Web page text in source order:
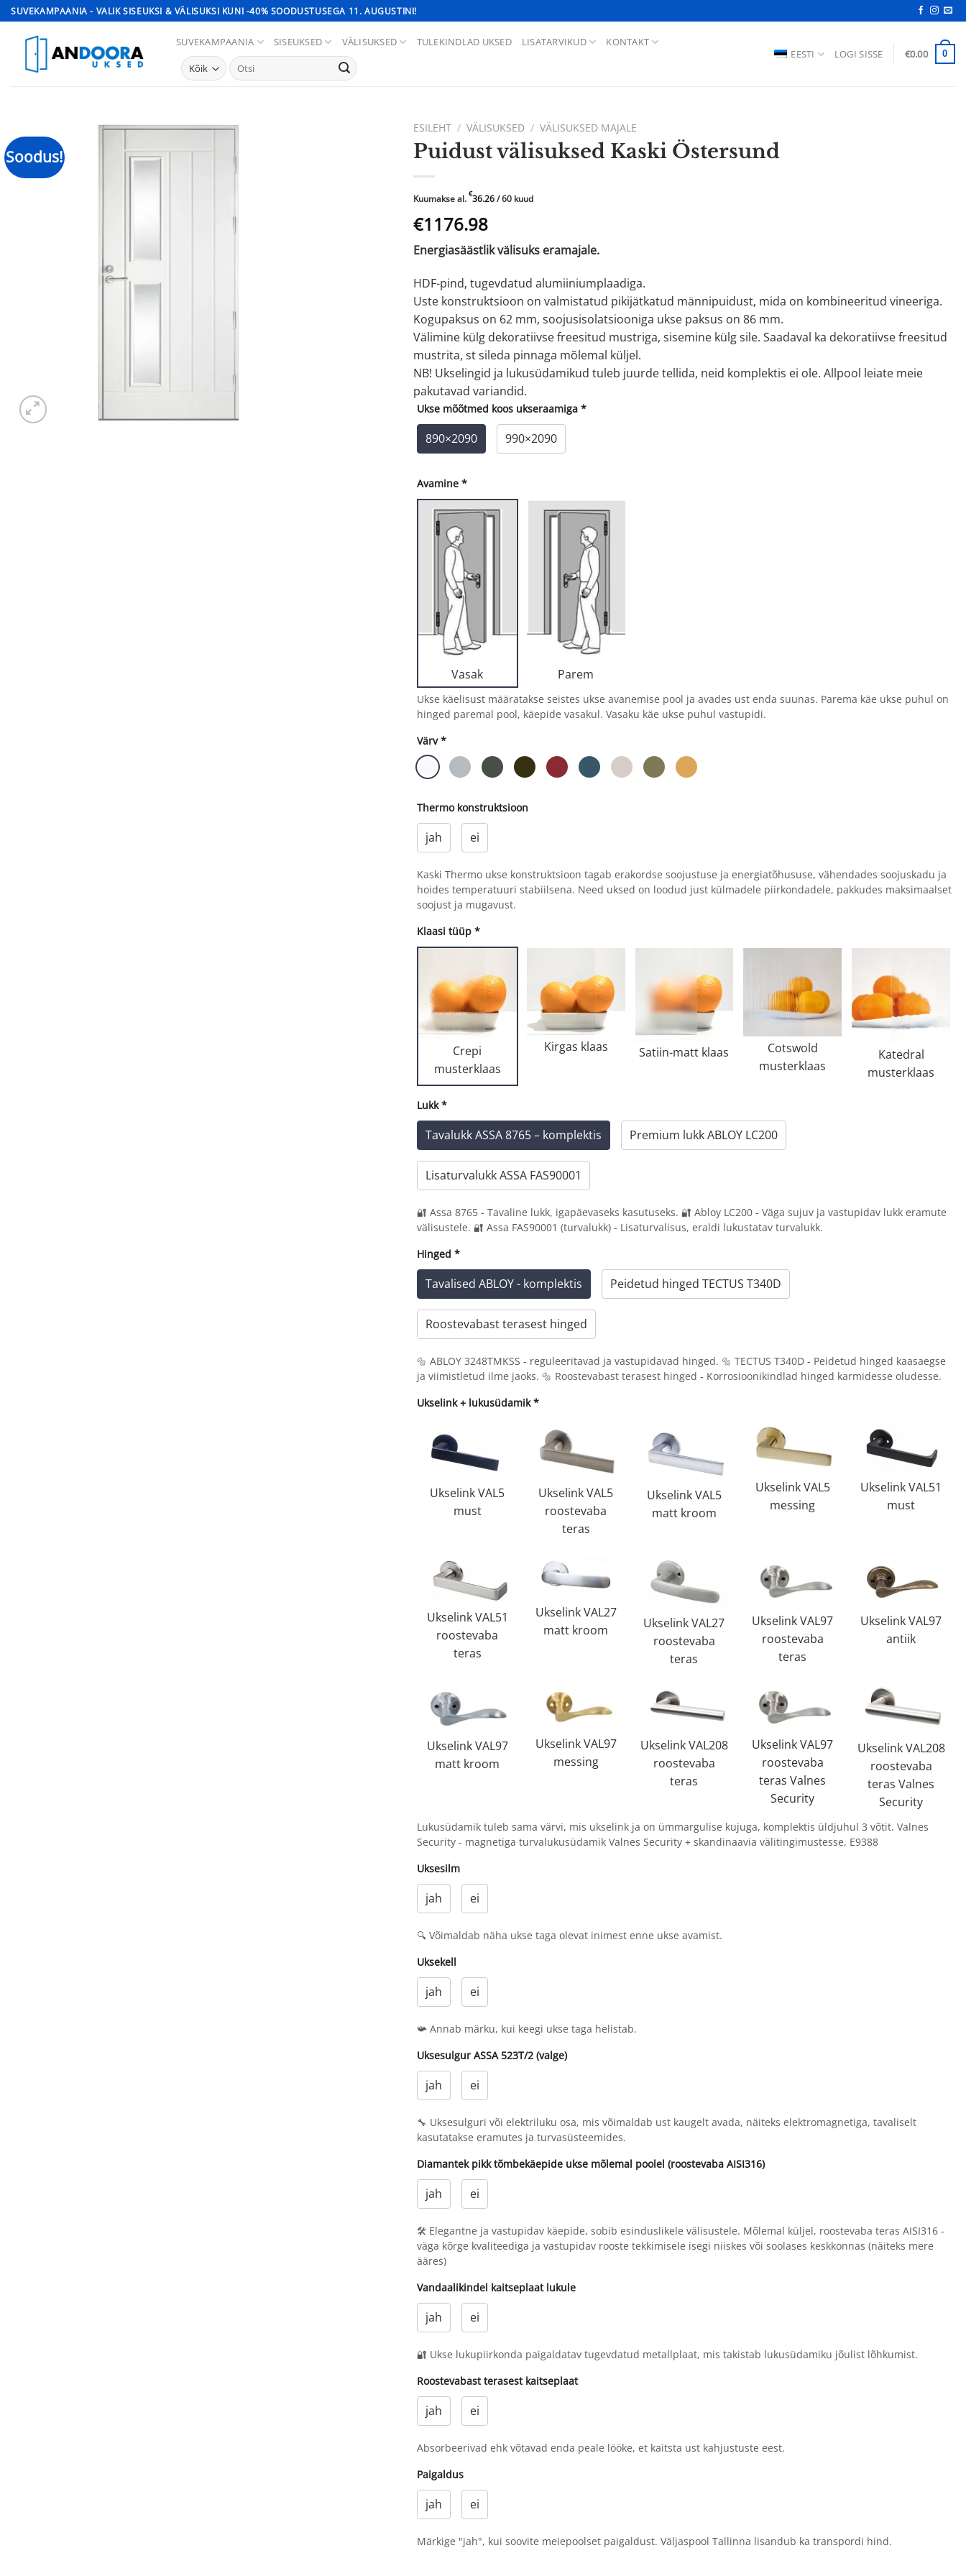
Skip
to
content
SUVEKAMPAANIA - VALIK SISEUKSI & VÄLISUKSI KUNI -40% SOODUSTUSEGA 11. AUGUSTINI!
SUVEKAMPAANIA SISEUKSED VÄLISUKSED TULEKINDLAD UKSED LISATARVIKUD KONTAKT
Otsi:
EESTI LOGI SISSE €0.00 0
Soodus!
ESILEHT / VÄLISUKSED / VÄLISUKSED MAJALE
Puidust välisuksed Kaski Östersund
Kuumakse al. €36.26/ 60 kuud
Algne
hind
oli:
€1962.68.
€1176.98Praegune
hind
on:
€1176.98.
Energiasäästlik välisuks eramajale.
HDF-pind, tugevdatud alumiiniumplaadiga.
Uste konstruktsioon on valmistatud pikijätkatud männipuidust, mida on kombineeritud vineeriga.
Kogupaksus on 62 mm, soojusisolatsiooniga ukse paksus on 86 mm.
Välimine külg dekoratiivse freesitud mustriga, sisemine külg sile. Saadaval ka dekoratiivse freesitud
mustrita, st sileda pinnaga mõlemal küljel.
NB! Ukselingid ja lukusüdamikud tuleb juurde tellida, neid komplektis ei ole. Allpool leiate meie
pakutavad variandid.
Ukse mõõtmed koos ukseraamiga *
890×2090 990×2090
Avamine *
Vasak Parem
Ukse käelisust määratakse seistes ukse avanemise pool ja avades ust enda suunas. Parema käe ukse puhul on
hinged paremal pool, käepide vasakul. Vasaku käe ukse puhul vastupidi.
Värv *
Thermo konstruktsioon
jah ei
Kaski Thermo ukse konstruktsioon tagab erakordse soojustuse ja energiatõhususe, vähendades soojuskadu ja
hoides temperatuuri stabiilsena. Need uksed on loodud just külmadele piirkondadele, pakkudes maksimaalset
soojust ja mugavust.
Klaasi tüüp *
Crepi
musterklaas
Kirgas klaas Satiin-matt klaas
Cotswold
musterklaas
Katedral
musterklaas
Lukk *
Tavalukk ASSA 8765 – komplektis Premium lukk ABLOY LC200
Lisaturvalukk ASSA FAS90001
🔐 Assa 8765 - Tavaline lukk, igapäevaseks kasutuseks. 🔐 Abloy LC200 - Väga sujuv ja vastupidav lukk eramute
välisustele. 🔐 Assa FAS90001 (turvalukk) - Lisaturvalisus, eraldi lukustatav turvalukk.
Hinged *
Tavalised ABLOY - komplektis Peidetud hinged TECTUS T340D
Roostevabast terasest hinged
🔩 ABLOY 3248TMKSS - reguleeritavad ja vastupidavad hinged. 🔩 TECTUS T340D - Peidetud hinged kaasaegse
ja viimistletud ilme jaoks. 🔩 Roostevabast terasest hinged - Korrosioonikindlad hinged karmidesse oludesse.
Ukselink + lukusüdamik *
Ukselink VAL5
must
Ukselink VAL5
roostevaba
teras
Ukselink VAL5
matt kroom
Ukselink VAL5
messing
Ukselink VAL51
must
Ukselink VAL51
roostevaba
teras
Ukselink VAL27
matt kroom
Ukselink VAL27
roostevaba
teras
Ukselink VAL97
roostevaba
teras
Ukselink VAL97
antiik
Ukselink VAL97
matt kroom
Ukselink VAL97
messing
Ukselink VAL208
roostevaba
teras
Ukselink VAL97
roostevaba
teras Valnes
Security
Ukselink VAL208
roostevaba
teras Valnes
Security
Lukusüdamik tuleb sama värvi, mis ukselink ja on ümmargulise kujuga, komplektis üldjuhul 3 võtit. Valnes
Security - magnetiga turvalukusüdamik Valnes Security + skandinaavia välitingimustesse, E9388
Uksesilm
jah ei
🔍 Võimaldab näha ukse taga olevat inimest enne ukse avamist.
Uksekell
jah ei
📯 Annab märku, kui keegi ukse taga helistab.
Uksesulgur ASSA 523T/2 (valge)
jah ei
🔧 Uksesulguri või elektriluku osa, mis võimaldab ust kaugelt avada, näiteks elektromagnetiga, tavaliselt
kasutatakse eramutes ja turvasüsteemides.
Diamantek pikk tõmbekäepide ukse mõlemal poolel (roostevaba AISI316)
jah ei
🛠 Elegantne ja vastupidav käepide, sobib esinduslikele välisustele. Mõlemal küljel, roostevaba teras AISI316 -
väga kõrge kvaliteediga ja vastupidav rooste tekkimisele isegi niiskes või soolases keskkonnas (näiteks mere
ääres)
Vandaalikindel kaitseplaat lukule
jah ei
🔐 Ukse lukupiirkonda paigaldatav tugevdatud metallplaat, mis takistab lukusüdamiku jõulist lõhkumist.
Roostevabast terasest kaitseplaat
jah ei
Absorbeerivad ehk võtavad enda peale lööke, et kaitsta ust kahjustuste eest.
Paigaldus
jah ei
Märkige "jah", kui soovite meiepoolset paigaldust. Väljaspool Tallinna lisandub ka transpordi hind.